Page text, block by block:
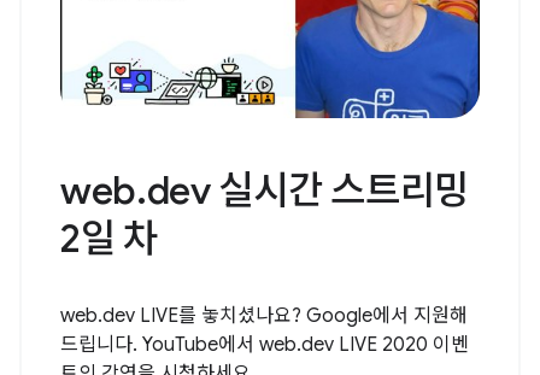
web.dev 실시간 스트리밍
2일 차
web.dev LIVE를 놓치셨나요? Google에서 지원해
드립니다. YouTube에서 web.dev LIVE 2020 이벤